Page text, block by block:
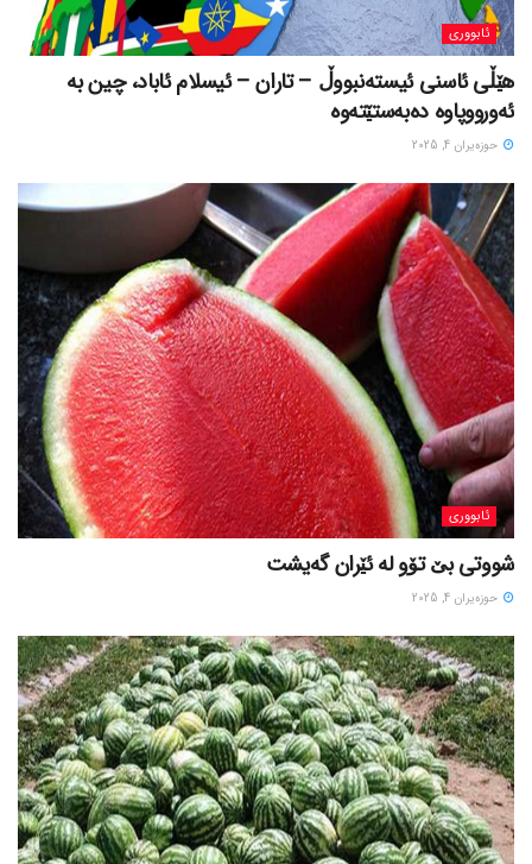
ئابووری
هێڵی ئاسنی ئیستەنبووڵ – تاران – ئیسلام ئاباد، چین بە
ئەورووپاوە دەبەستێتەوە
حوزه‌یران 4, 2025
ئابووری
شووتی بێ تۆو لە ئێران گەیشت
حوزه‌یران 4, 2025